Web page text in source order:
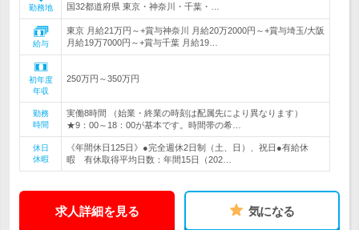
勤務地
国32都道府県 東京・神奈川・千葉・…
給与
東京 月給21万円～+賞与神奈川 月給20万2000円～+賞与埼玉/大阪
月給19万7000円～+賞与千葉 月給19…
初年度
年収
250万円～350万円
勤務
時間
実働8時間 （始業・終業の時刻は配属先により異なります）
★9：00～18：00が基本です。時間帯の希…
休日
休暇
《年間休日125日》●完全週休2日制（土、日）、祝日●有給休
暇 有休取得平均日数：年間15日（202…
求人詳細を見る 気になる